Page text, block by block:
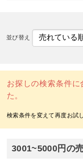
並び替え
お探しの検索条件
た。
3001~5000円の